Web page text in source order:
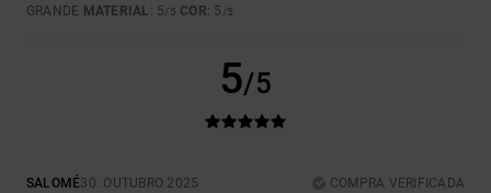
GRANDE MATERIAL : 5/5 COR: 5 /5
5/5
SALOMÉ30. OUTUBRO 2025
COMPRA VERIFICADA